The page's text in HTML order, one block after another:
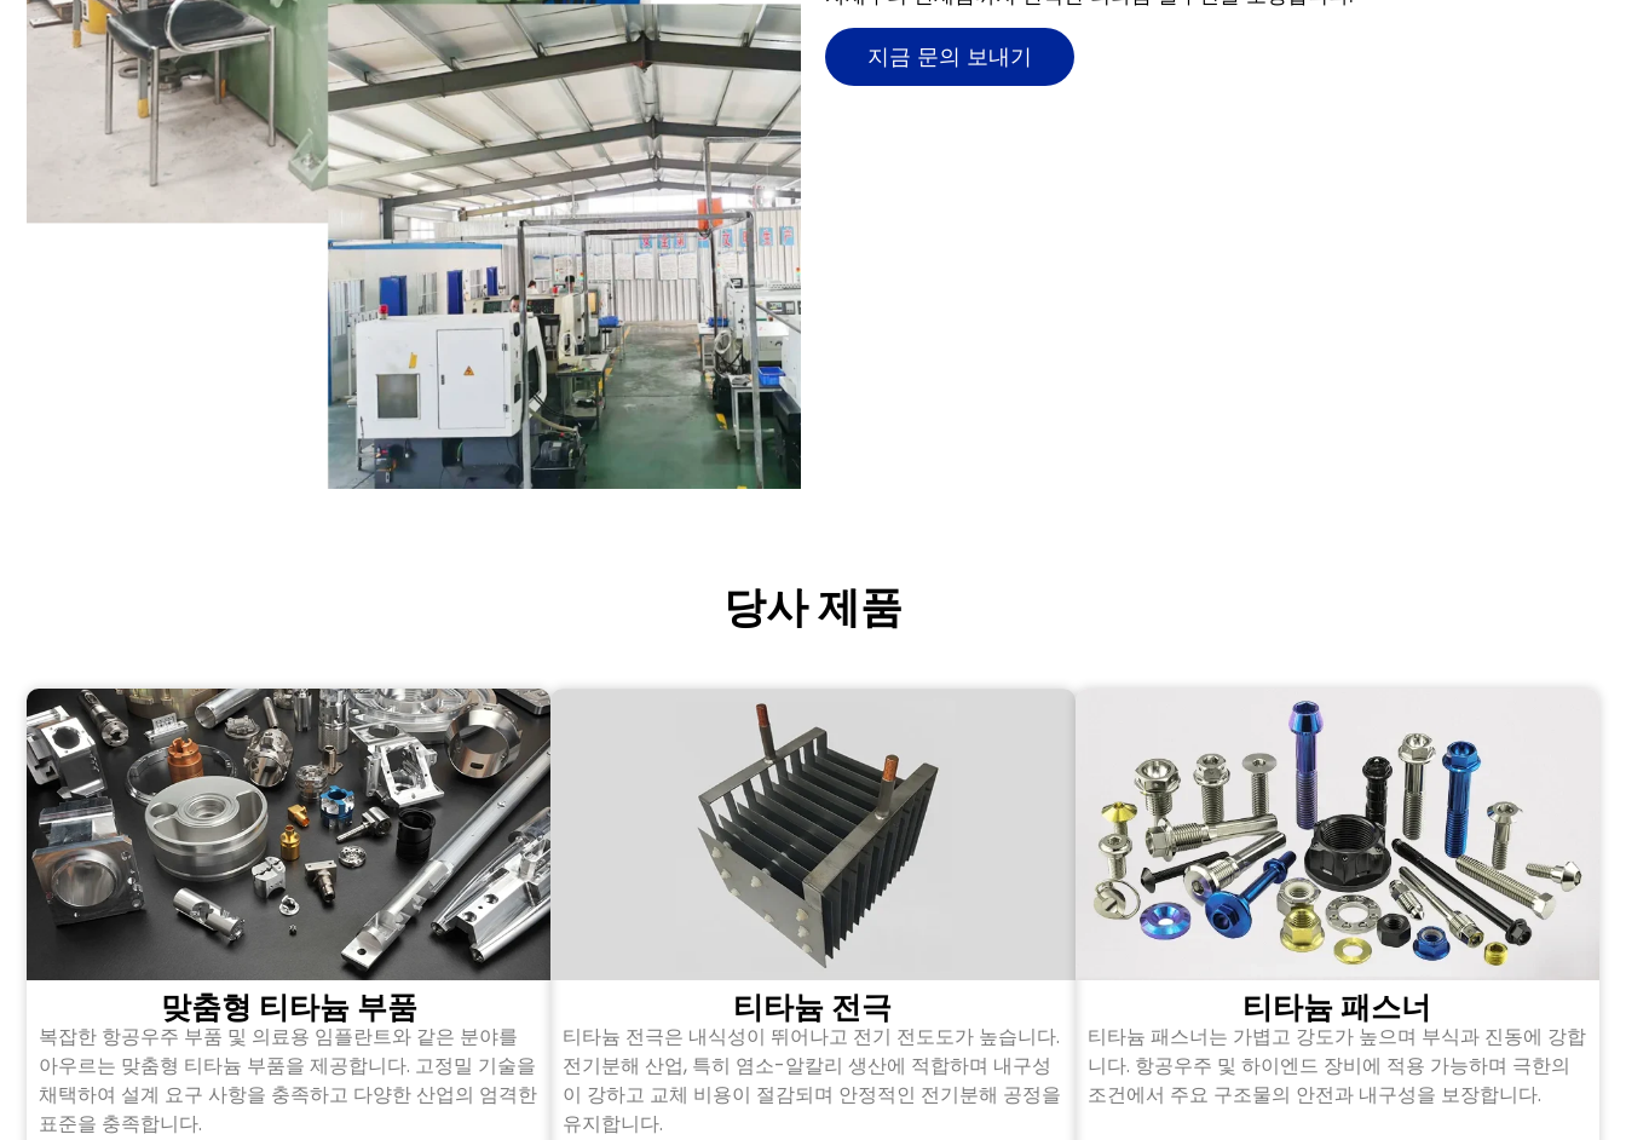
지금 문의 보내기
당사 제품
맞춤형 티타늄 부품
복잡한 항공우주 부품 및 의료용 임플란트와 같은 분야를
아우르는 맞춤형 티타늄 부품을 제공합니다. 고정밀 기술을
채택하여 설계 요구 사항을 충족하고 다양한 산업의 엄격한
표준을 충족합니다.
티타늄 전극
티타늄 전극은 내식성이 뛰어나고 전기 전도도가 높습니다.
전기분해 산업, 특히 염소-알칼리 생산에 적합하며 내구성
이 강하고 교체 비용이 절감되며 안정적인 전기분해 공정을
유지합니다.
티타늄 패스너
티타늄 패스너는 가볍고 강도가 높으며 부식과 진동에 강합
니다. 항공우주 및 하이엔드 장비에 적용 가능하며 극한의
조건에서 주요 구조물의 안전과 내구성을 보장합니다.